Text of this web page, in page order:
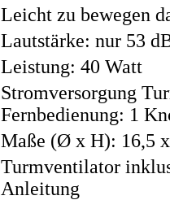
Leicht zu bewegen
Lautstärke: nur 53
Leistung: 40 Watt
Stromversorgung
Fernbedienung: 1
Maße (Ø x H): 16,5
Turmventilator
Anleitung